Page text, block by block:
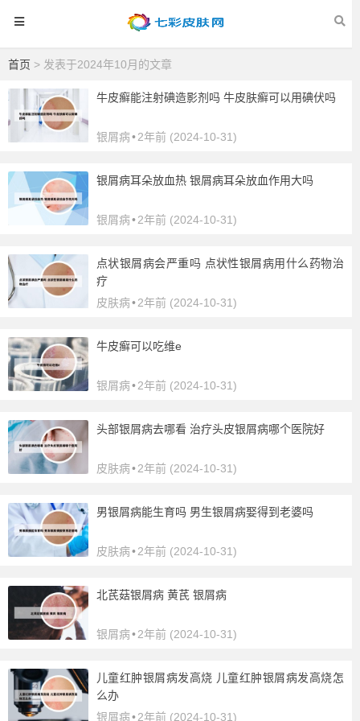
首页 > 发表于2024年10月的文章
牛皮癣能注射碘造影剂吗 牛皮肤癣可以用碘伏吗
银屑病•2年前 (2024-10-31)
银屑病耳朵放血热 银屑病耳朵放血作用大吗
银屑病•2年前 (2024-10-31)
点状银屑病会严重吗 点状性银屑病用什么药物治
疗
皮肤病•2年前 (2024-10-31)
牛皮癣可以吃维e
银屑病•2年前 (2024-10-31)
头部银屑病去哪看 治疗头皮银屑病哪个医院好
皮肤病•2年前 (2024-10-31)
男银屑病能生育吗 男生银屑病娶得到老婆吗
皮肤病•2年前 (2024-10-31)
北芪菇银屑病 黄芪 银屑病
银屑病•2年前 (2024-10-31)
儿童红肿银屑病发高烧 儿童红肿银屑病发高烧怎
么办
银屑病•2年前 (2024-10-31)